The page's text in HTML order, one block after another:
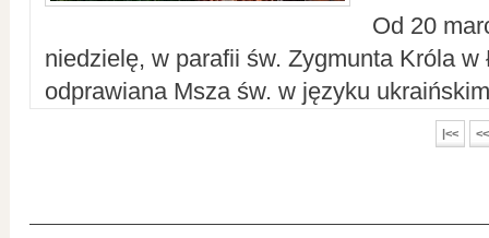
Od 20
niedzielę, w parafii św. Zygmunta Króla w
odprawiana Msza św. w języku
|<< <<